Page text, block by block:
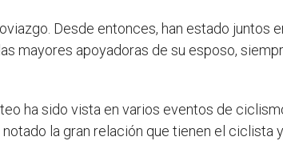
Desde entonces, han estado juntos
mayores apoyadoras de su esposo,
ha sido vista en varios eventos de
la gran relación que tienen el ciclista